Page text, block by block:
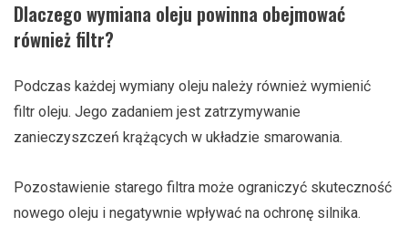
Dlaczego wymiana oleju powinna obejmować
również filtr?
Podczas każdej wymiany oleju należy również wymienić
filtr oleju. Jego zadaniem jest zatrzymywanie
zanieczyszczeń krążących w układzie smarowania.
Pozostawienie starego filtra może ograniczyć skuteczność
nowego oleju i negatywnie wpływać na ochronę silnika.